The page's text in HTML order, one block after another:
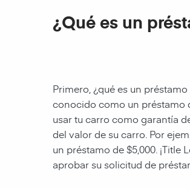
¿Qué es un
Primero, ¿qué es un
conocido como un préstamo
usar tu carro como garantía
del valor de su carro. Por
un préstamo de $5,000. ¡Title
aprobar su solicitud de